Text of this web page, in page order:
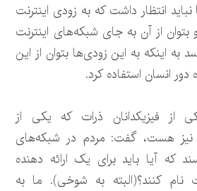
انتظار داشت که به زودی اینترنت
از آن به جای شبکه‌های اینترنت
به اینکه به این زودی‌ها بتوان از این
دور انسان استفاده کرد.
از فیزیکدانان ذرات که یکی از
نیز هست، گفت: مردم در شبکه‌های
که آیا باید برای یک ارائه دهنده
نام کنند؟(البته به شوخی). ما به